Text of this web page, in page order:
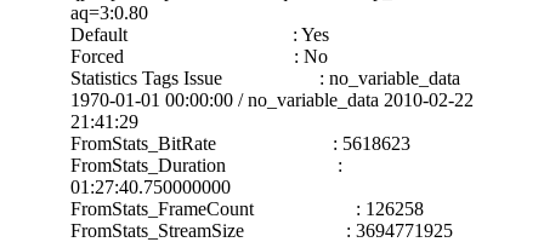
aq=3:0.80
Default : Yes
Forced : No
Statistics Tags Issue : no_variable_data
1970-01-01 00:00:00 / no_variable_data 2010-02-22
21:41:29
FromStats_BitRate : 5618623
FromStats_Duration :
01:27:40.750000000
FromStats_FrameCount : 126258
FromStats_StreamSize : 3694771925